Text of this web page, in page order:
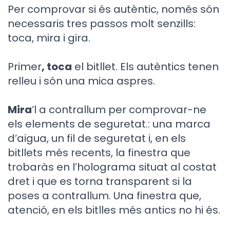
Per comprovar si és autèntic, només són
necessaris tres passos molt senzills:
toca, mira i gira.
Primer, toca el bitllet. Els autèntics tenen
relleu i són una mica aspres.
Mira’l a contrallum per comprovar-ne
els elements de seguretat.: una marca
d’aigua, un fil de seguretat i, en els
bitllets més recents, la finestra que
trobaràs en l’holograma situat al costat
dret i que es torna transparent si la
poses a contrallum. Una finestra que,
atenció, en els bitlles més antics no hi és.